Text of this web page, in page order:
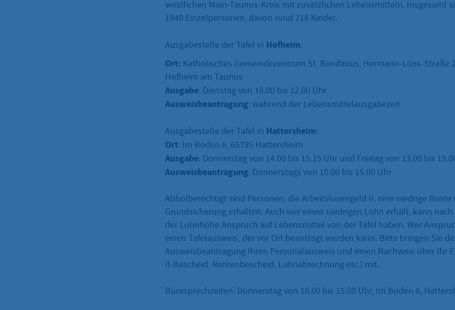
westlichen Main-Taunus-Kreis mit zusätzlichen Lebensmitteln. Insgesamt
1940 Einzelpersonen, davon rund 718 Kinder.
Ausgabestelle der Tafel in Hofheim:
Ort: Katholisches Gemeindezentrum St. Bonifatius, Hermann-Löns-Straße
Hofheim am Taunus
Ausgabe: Dienstag von 10.00 bis 12.00 Uhr
Ausweisbeantragung: während der Lebensmittelausgabezeit
Ausgabestelle der Tafel in Hattersheim:
Ort: Im Boden 6, 65795 Hattersheim
Ausgabe: Donnerstag von 14.00 bis 15.15 Uhr und Freitag von 13.00 bis
Ausweisbeantragung: Donnerstags von 10.00 bis 15.00 Uhr
Abholberechtigt sind Personen, die Arbeitslosengeld II, eine niedrige Rente
Grundsicherung erhalten. Auch wer einen niedrigen Lohn erhält, kann
der Lohnhöhe Anspruch auf Lebensmittel von der Tafel haben. Wer
einen Tafelausweis, der vor Ort beantragt werden kann. Bitte bringen Sie
Ausweisbeantragung Ihren Personalausweis und einen Nachweis über Ihr
II-Bescheid, Rentenbescheid, Lohnabrechnung etc.) mit.
Bürosprechzeiten: Donnerstag von 10.00 bis 15.00 Uhr, Im Boden 6,